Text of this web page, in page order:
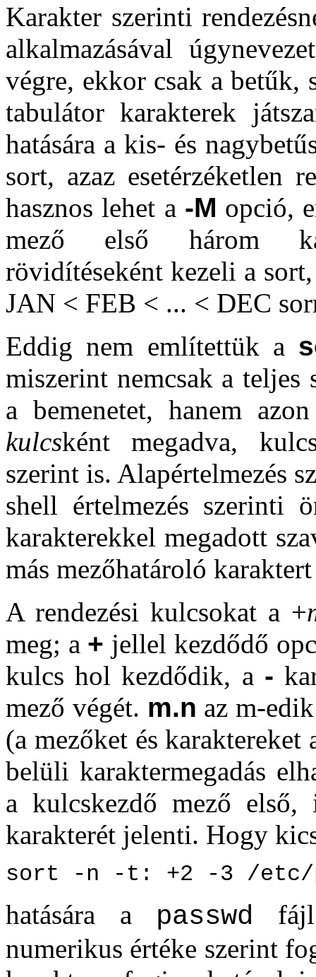
Karakter szerinti
alkalmazásával
végre, ekkor csak a betűk,
tabulátor karakterek
hatására a kis- és
sort, azaz esetérzéketlen
hasznos lehet a -M opció,
mező első három
rövidítéseként kezeli a
JAN < FEB < ... < DEC
Eddig nem említettük a
miszerint nemcsak a teljes
a bemenetet, hanem
kulcsként megadva,
szerint is. Alapértelmezés
shell értelmezés szerinti
karakterekkel megadott
más mezőhatároló
A rendezési kulcsokat a +
meg; a + jellel kezdődő
kulcs hol kezdődik, a -
mező végét. m.n az m-
(a mezőket és karaktereket
belüli karaktermegadás
a kulcskezdő mező
karakterét jelenti. Hogy
sort -n -t: +2 -3 /etc/
hatására a passwd fájl
numerikus értéke szerint